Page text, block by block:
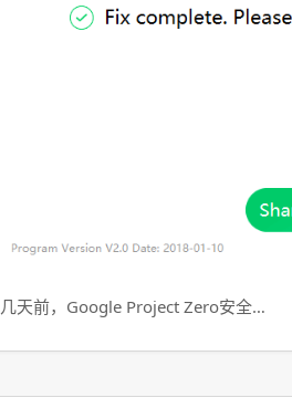
几天前，Google Project Zero安全…